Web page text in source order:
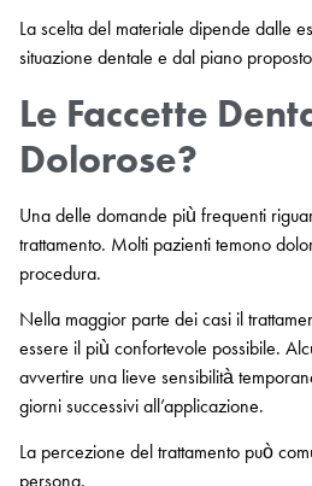
La scelta del materiale dipende dalle
situazione dentale e dal piano
Le Faccette
Dolorose?
Una delle domande più frequenti
trattamento. Molti pazienti temono
procedura.
Nella maggior parte dei casi il
essere il più confortevole possibile.
avvertire una lieve sensibilità
giorni successivi all’applicazione.
La percezione del trattamento può
persona.